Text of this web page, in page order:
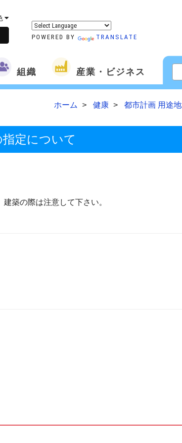
POWERED BY TRANSLATE
組織 産業・ビジネス
ホーム 健康 都市計画 用途
定について
築の際は注意して下さい。